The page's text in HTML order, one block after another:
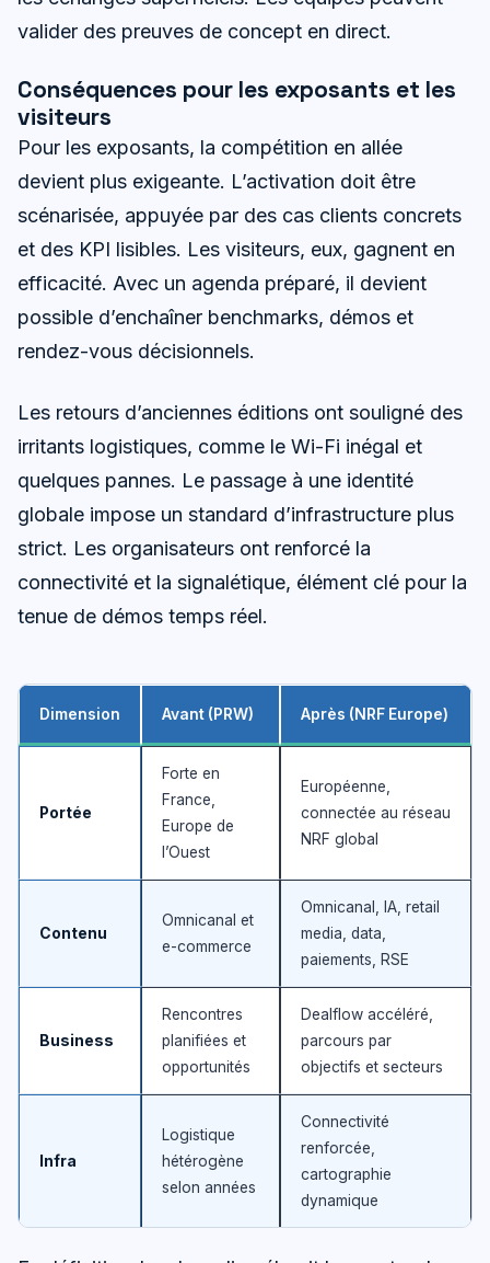
valider des preuves de concept en direct.
Conséquences pour les exposants et les
visiteurs
Pour les exposants, la compétition en allée
devient plus exigeante. L’activation doit être
scénarisée, appuyée par des cas clients concrets
et des KPI lisibles. Les visiteurs, eux, gagnent en
efficacité. Avec un agenda préparé, il devient
possible d’enchaîner benchmarks, démos et
rendez-vous décisionnels.
Les retours d’anciennes éditions ont souligné des
irritants logistiques, comme le Wi-Fi inégal et
quelques pannes. Le passage à une identité
globale impose un standard d’infrastructure plus
strict. Les organisateurs ont renforcé la
connectivité et la signalétique, élément clé pour la
tenue de démos temps réel.
Dimension Avant (PRW) Après (NRF Europe)
Portée
Forte en
France,
Europe de
l’Ouest
Européenne,
connectée au réseau
NRF global
Contenu
Omnicanal et
e-commerce
Omnicanal, IA, retail
media, data,
paiements, RSE
Business
Rencontres
planifiées et
opportunités
Dealflow accéléré,
parcours par
objectifs et secteurs
Infra
Logistique
hétérogène
selon années
Connectivité
renforcée,
cartographie
dynamique